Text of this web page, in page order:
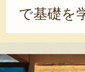
で基礎を
る。イタ
理に感銘